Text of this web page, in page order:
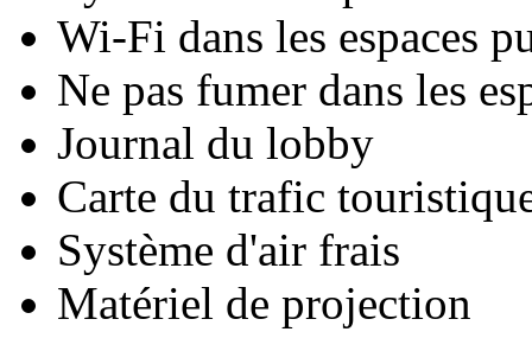
Wi-Fi dans les espaces
Ne pas fumer dans les
Journal du lobby
Carte du trafic
Système d'air frais
Matériel de projection